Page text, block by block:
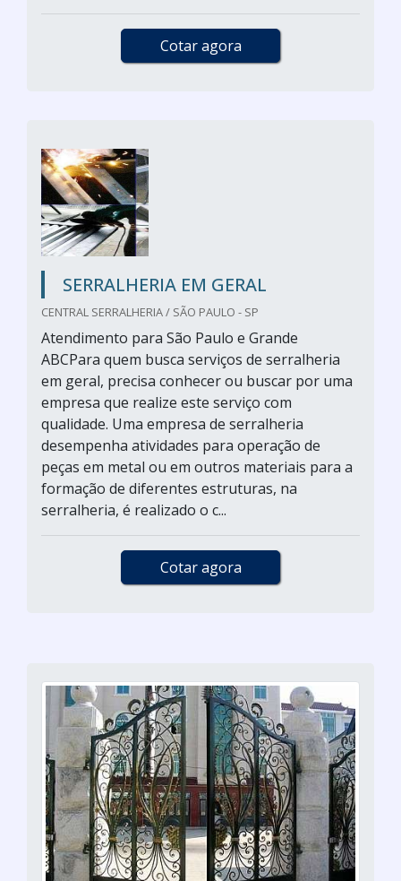
Cotar agora
SERRALHERIA EM GERAL
CENTRAL SERRALHERIA / SÃO PAULO - SP
Atendimento para São Paulo e Grande
ABCPara quem busca serviços de serralheria
em geral, precisa conhecer ou buscar por uma
empresa que realize este serviço com
qualidade. Uma empresa de serralheria
desempenha atividades para operação de
peças em metal ou em outros materiais para a
formação de diferentes estruturas, na
serralheria, é realizado o c...
Cotar agora